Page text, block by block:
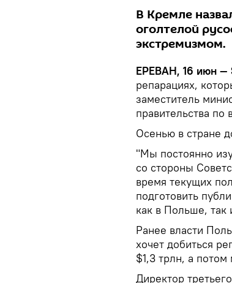
В Кремле
оголтелой
экстремизмом.
ЕРЕВАН, 16 июн —
репарациях,
заместитель
правительства
Осенью в стране
"Мы постоянно
со стороны
время текущих
подготовить
как в Польше, так
Ранее власти
хочет добиться
$1,3 трлн, а
Директор